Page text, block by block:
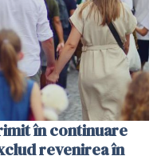
în continuare
revenirea în